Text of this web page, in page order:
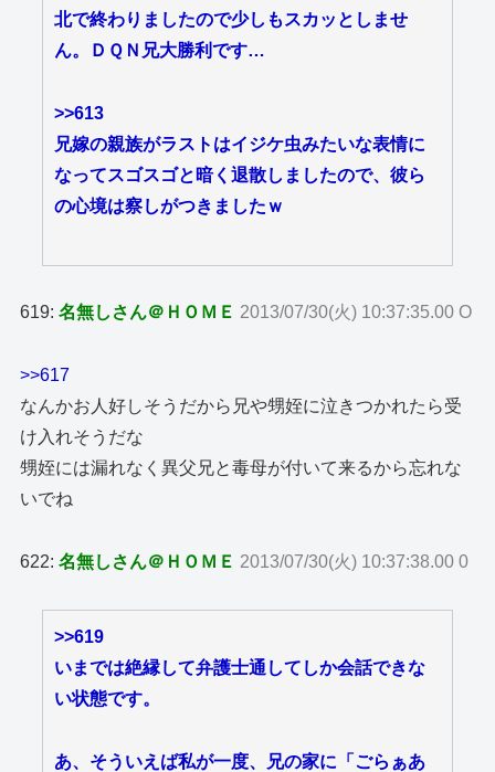
北で終わりましたので少しもスカッとしませ
ん。ＤＱＮ兄大勝利です…
>>613
兄嫁の親族がラストはイジケ虫みたいな表情に
なってスゴスゴと暗く退散しましたので、彼ら
の心境は察しがつきましたｗ
619:名無しさん＠ＨＯＭＥ 2013/07/30(火) 10:37:35.00 O
>>617
なんかお人好しそうだから兄や甥姪に泣きつかれたら受
け入れそうだな
甥姪には漏れなく異父兄と毒母が付いて来るから忘れな
いでね
622:名無しさん＠ＨＯＭＥ 2013/07/30(火) 10:37:38.00 0
>>619
いまでは絶縁して弁護士通してしか会話できな
い状態です。
あ、そういえば私が一度、兄の家に「ごらぁあ